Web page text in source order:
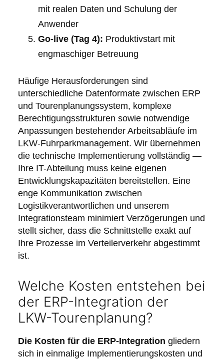
mit realen Daten und Schulung der
Anwender
Go-live (Tag 4): Produktivstart mit
engmaschiger Betreuung
Häufige Herausforderungen sind
unterschiedliche Datenformate zwischen ERP
und Tourenplanungssystem, komplexe
Berechtigungsstrukturen sowie notwendige
Anpassungen bestehender Arbeitsabläufe im
LKW-Fuhrparkmanagement. Wir übernehmen
die technische Implementierung vollständig —
Ihre IT-Abteilung muss keine eigenen
Entwicklungskapazitäten bereitstellen. Eine
enge Kommunikation zwischen
Logistikverantwortlichen und unserem
Integrationsteam minimiert Verzögerungen und
stellt sicher, dass die Schnittstelle exakt auf
Ihre Prozesse im Verteilerverkehr abgestimmt
ist.
Welche Kosten entstehen bei
der ERP-Integration der
LKW-Tourenplanung?
Die Kosten für die ERP-Integration gliedern
sich in einmalige Implementierungskosten und